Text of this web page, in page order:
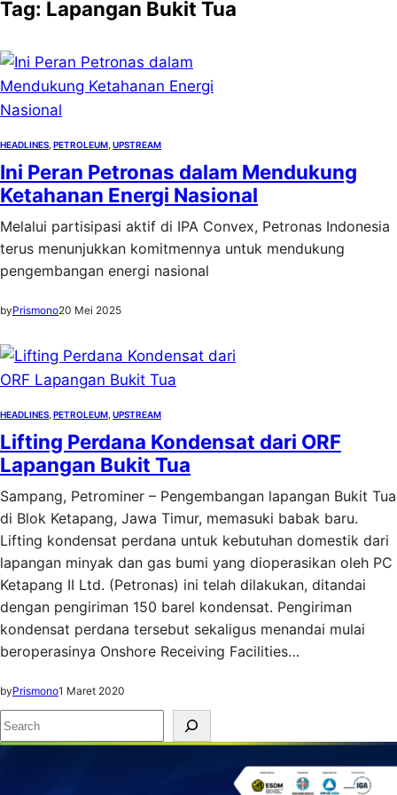
Tag: Lapangan Bukit Tua
HEADLINES PETROLEUM UPSTREAM
Ini Peran Petronas dalam Mendukung
Ketahanan Energi Nasional
Melalui partisipasi aktif di IPA Convex, Petronas Indonesia
terus menunjukkan komitmennya untuk mendukung
pengembangan energi nasional
byPrismono20 Mei 2025
HEADLINES PETROLEUM UPSTREAM
Lifting Perdana Kondensat dari ORF
Lapangan Bukit Tua
Sampang, Petrominer – Pengembangan lapangan Bukit Tua
di Blok Ketapang, Jawa Timur, memasuki babak baru.
Lifting kondensat perdana untuk kebutuhan domestik dari
lapangan minyak dan gas bumi yang dioperasikan oleh PC
Ketapang II Ltd. (Petronas) ini telah dilakukan, ditandai
dengan pengiriman 150 barel kondensat. Pengiriman
kondensat perdana tersebut sekaligus menandai mulai
beroperasinya Onshore Receiving Facilities…
byPrismono1 Maret 2020
S
e